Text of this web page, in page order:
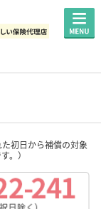
初日から補償の対象
。）